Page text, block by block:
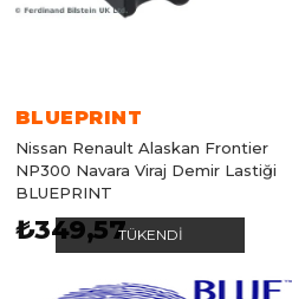
TÜKENDI
BLUEPRINT
Nissan Renault Alaskan Frontier
NP300 Navara Viraj Demir Lastiği
BLUEPRINT
₺349,57